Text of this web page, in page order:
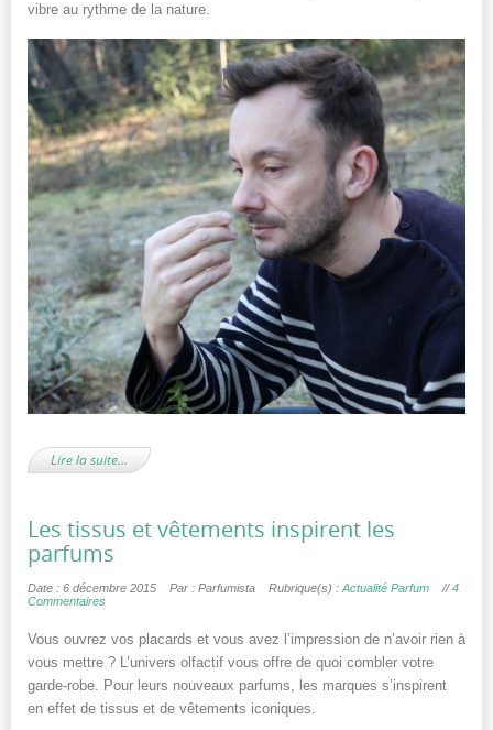
vibre au rythme de la nature.
Lire la suite…
Les tissus et vêtements inspirent les
parfums
Date : 6 décembre 2015 Par : Parfumista Rubrique(s) : Actualité Parfum //4
Commentaires
Vous ouvrez vos placards et vous avez l’impression de n’avoir rien à
vous mettre ? L’univers olfactif vous offre de quoi combler votre
garde-robe. Pour leurs nouveaux parfums, les marques s’inspirent
en effet de tissus et de vêtements iconiques.